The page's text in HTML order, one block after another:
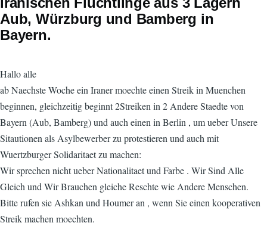
Aub, Würzburg und Bamberg in
Bayern.
Hallo alle
ab Naechste Woche ein Iraner moechte einen Streik in Muenchen
beginnen, gleichzeitig beginnt 2Streiken in 2 Andere Staedte von
Bayern (Aub, Bamberg) und auch einen in Berlin , um ueber Unsere
Sitautionen als Asylbewerber zu protestieren und auch mit
Wuertzburger Solidaritaet zu machen:
Wir sprechen nicht ueber Nationalitaet und Farbe . Wir Sind Alle
Gleich und Wir Brauchen gleiche Reschte wie Andere Menschen.
Bitte rufen sie Ashkan und Houmer an , wenn Sie einen kooperativen
Streik machen moechten.